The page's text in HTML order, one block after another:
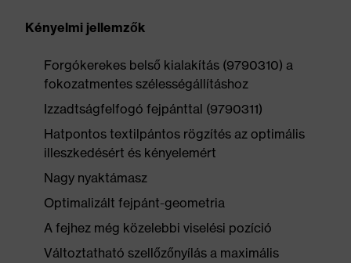
Kényelmi jellemzők
Forgókerekes belső kialakítás (9790310) a
fokozatmentes szélességállításhoz
Izzadtságfelfogó fejpánttal (9790311)
Hatpontos textilpántos rögzítés az optimális
illeszkedésért és kényelemért
Nagy nyaktámasz
Optimalizált fejpánt-geometria
A fejhez még közelebbi viselési pozíció
Változtatható szellőzőnyílás a maximális